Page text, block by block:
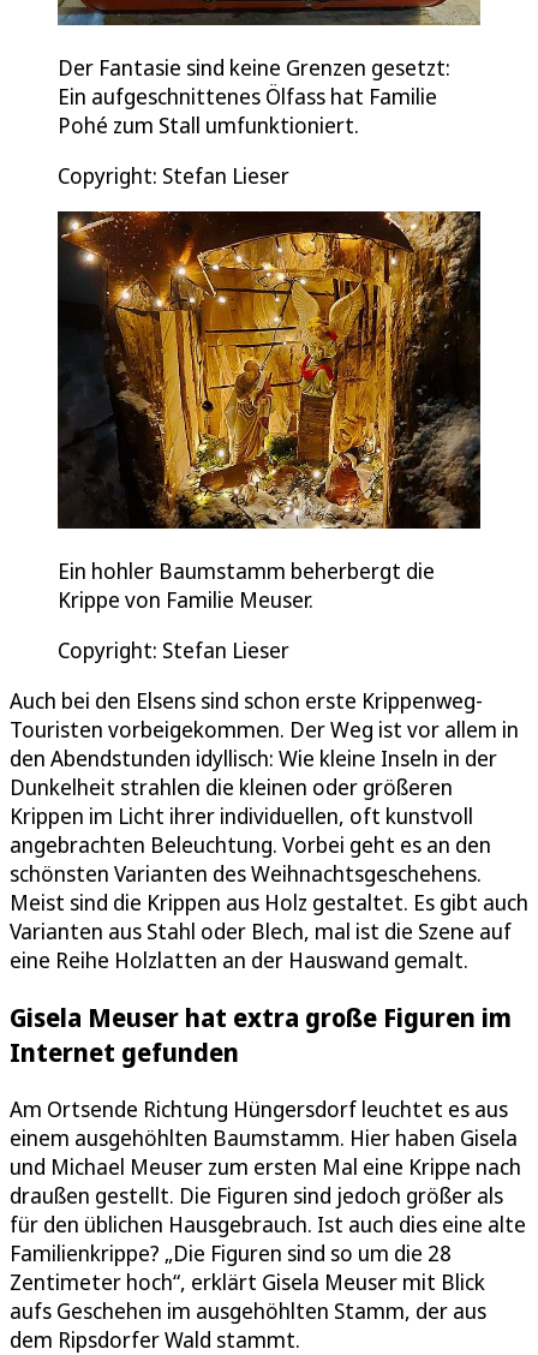
Der Fantasie sind keine Grenzen gesetzt:
Ein aufgeschnittenes Ölfass hat Familie
Pohé zum Stall umfunktioniert.
Copyright: Stefan Lieser
Ein hohler Baumstamm beherbergt die
Krippe von Familie Meuser.
Copyright: Stefan Lieser
Auch bei den Elsens sind schon erste Krippenweg-
Touristen vorbeigekommen. Der Weg ist vor allem in
den Abendstunden idyllisch: Wie kleine Inseln in der
Dunkelheit strahlen die kleinen oder größeren
Krippen im Licht ihrer individuellen, oft kunstvoll
angebrachten Beleuchtung. Vorbei geht es an den
schönsten Varianten des Weihnachtsgeschehens.
Meist sind die Krippen aus Holz gestaltet. Es gibt auch
Varianten aus Stahl oder Blech, mal ist die Szene auf
eine Reihe Holzlatten an der Hauswand gemalt.
Gisela Meuser hat extra große Figuren im
Internet gefunden
Am Ortsende Richtung Hüngersdorf leuchtet es aus
einem ausgehöhlten Baumstamm. Hier haben Gisela
und Michael Meuser zum ersten Mal eine Krippe nach
draußen gestellt. Die Figuren sind jedoch größer als
für den üblichen Hausgebrauch. Ist auch dies eine alte
Familienkrippe? „Die Figuren sind so um die 28
Zentimeter hoch“, erklärt Gisela Meuser mit Blick
aufs Geschehen im ausgehöhlten Stamm, der aus
dem Ripsdorfer Wald stammt.